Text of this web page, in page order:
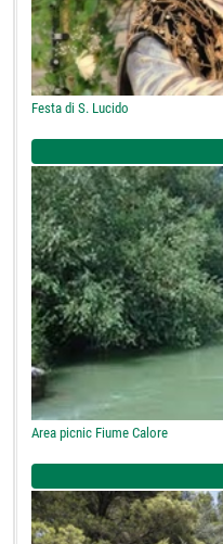
Festa di S. Lucido
Area picnic Fiume Calore